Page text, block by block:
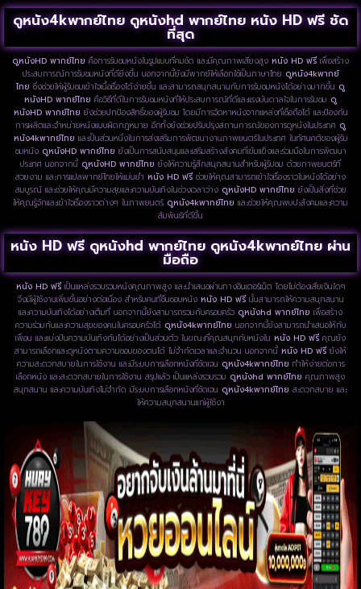
ดูหนัง4kพากย์ไทย ดูหนังhd พากย์ไทย หนัง HD ฟรี ชัด
ที่สุด
ดูหนังHD พากย์ไทย คือการรับชมหนังในรูปแบบที่คมชัด และมีคุณภาพเสียงสูง หนัง HD ฟรี เพื่อสร้าง
ประสบการณ์การรับชมหนังที่ดียิ่งขึ้น นอกจากนี้ยังมีพากย์ให้เลือกใช้เป็นภาษาไทย ดูหนัง4kพากย์
ไทย ซึ่งช่วยให้ผู้รับชมเข้าใจเนื้อเรื่องได้ง่ายขึ้น และสามารถสนุกสนานกับการรับชมหนังได้อย่างมากขึ้น ดู
หนังHD พากย์ไทย คือวิธีที่ดีในการรับชมหนังที่ให้ประสบการณ์ที่ดีและแรงบันดาลใจในการรับชม ดู
หนังHD พากย์ไทย ยังช่วยปกป้องสิทธิ์ของผู้รับชม โดยมีการจัดหาหนังจากแหล่งที่เชื่อถือได้ และป้องกัน
การผลิตและจำหน่ายหนังแบบผิดกฎหมาย อีกทั้งยังช่วยปรับปรุงสถานการณ์ของการดูหนังในประเทศ ดู
หนัง4kพากย์ไทย และเป็นส่วนหนึ่งในการส่งเสริมการพัฒนางานภาพยนตร์ในประเทศ ในทัศนคติของผู้รับ
ชมหนัง ดูหนังHD พากย์ไทย ยังเป็นการสนับสนุนและเสริมสร้างสังคมที่เข้มแข็งและร่วมมือในการพัฒนา
ประเทศ นอกจากนี้ ดูหนังHD พากย์ไทย ยังให้ความรู้สึกสนุกสนานสำหรับผู้รับชม ด้วยภาพยนตร์ที่
สวยงาม และการแปลพากย์ไทยให้แม่นยำ หนัง HD ฟรี ช่วยให้คุณสามารถเข้าใจเรื่องราวในหนังได้อย่าง
สมบูรณ์ และช่วยให้คุณมีความสุขและความบันเทิงในช่วงเวลาว่าง ดูหนังHD พากย์ไทย ยังเป็นสิ่งที่ช่วย
ให้คุณรู้จักและเข้าใจเรื่องราวต่างๆ ในภาพยนตร์ ดูหนัง4kพากย์ไทย และช่วยให้คุณพบปะสังคมและความ
สัมพันธ์ที่ดีขึ้น
หนัง HD ฟรี ดูหนังhd พากย์ไทย ดูหนัง4kพากย์ไทย ผ่าน
มือถือ
หนัง HD ฟรีเป็นแหล่งรวบรวมหนังคุณภาพสูง และนำเสนอผ่านทางอินเตอร์เน็ต โดยไม่ต้องเสียเงินใดๆ
จึงมีผู้ใช้งานเพิ่มขึ้นอย่างต่อเนื่อง สำหรับคนที่ชื่นชอบหนัง หนัง HD ฟรีนั้นสามารถให้ความสนุกสนาน
และความบันเทิงได้อย่างเต็มที่ นอกจากนี้ยังสามารถรวมกับครอบครัว ดูหนังhd พากย์ไทย เพื่อสร้าง
ความร่วมกันและความสุขของคนในครอบครัวได้ ดูหนัง4kพากย์ไทย นอกจากนี้ยังสามารถนำเสนอให้กับ
เพื่อน และแบ่งปันความบันเทิงกันได้อย่างเป็นส่วนตัว ในขณะที่คุณสนุกกับหนังใน หนัง HD ฟรี คุณยัง
สามารถเลือกและดูหนังตามความชอบของตนได้ ไม่จำกัดเวลาและจำนวน นอกจากนี้ หนัง HD ฟรี ยังให้
ความสะดวกสบายในการใช้งาน และมีระบบการเลือกหนังที่ชัดเจน ดูหนัง4kพากย์ไทย ทำให้ง่ายต่อการ
เลือกหนัง และสะดวกสบายในการใช้งาน สรุปแล้ว เป็นแหล่งรวบรวม ดูหนังhd พากย์ไทย คุณภาพสูง
สนุกสนาน และความบันเทิงไม่จำกัด มีระบบการเลือกหนังที่ชัดเจน ดูหนัง4kพากย์ไทย สะดวกสบาย และ
ให้ความสนุกสนานแก่ผู้ใช้งา